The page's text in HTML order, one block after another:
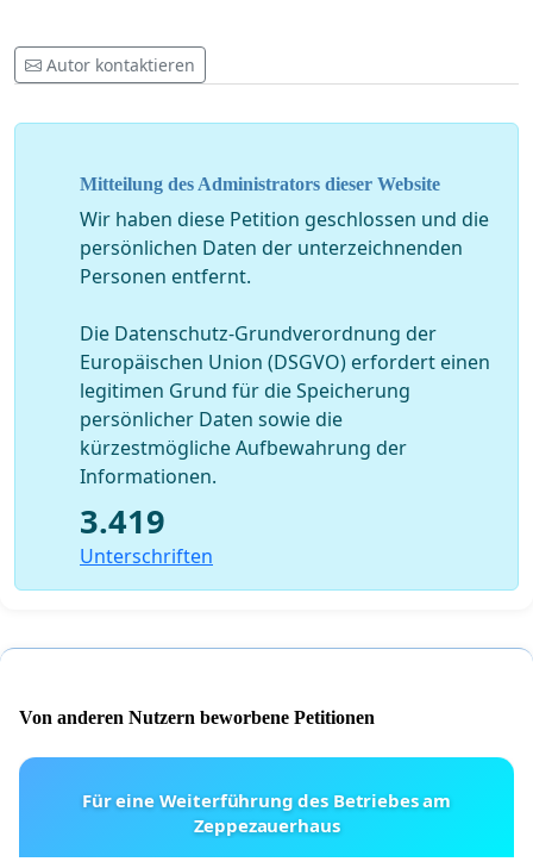
Autor kontaktieren
Mitteilung des Administrators dieser Website
Wir haben diese Petition geschlossen und die
persönlichen Daten der unterzeichnenden
Personen entfernt.
Die Datenschutz-Grundverordnung der
Europäischen Union (DSGVO) erfordert einen
legitimen Grund für die Speicherung
persönlicher Daten sowie die
kürzestmögliche Aufbewahrung der
Informationen.
3.419
Unterschriften
Von anderen Nutzern beworbene Petitionen
Für eine Weiterführung des Betriebes am
Zeppezauerhaus